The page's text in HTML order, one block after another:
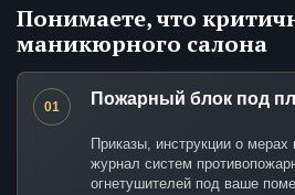
Понимаете, что
маникюрного салона
01 Пожарный блок под
Приказы, инструкции о мерах
журнал систем
огнетушителей под ваше